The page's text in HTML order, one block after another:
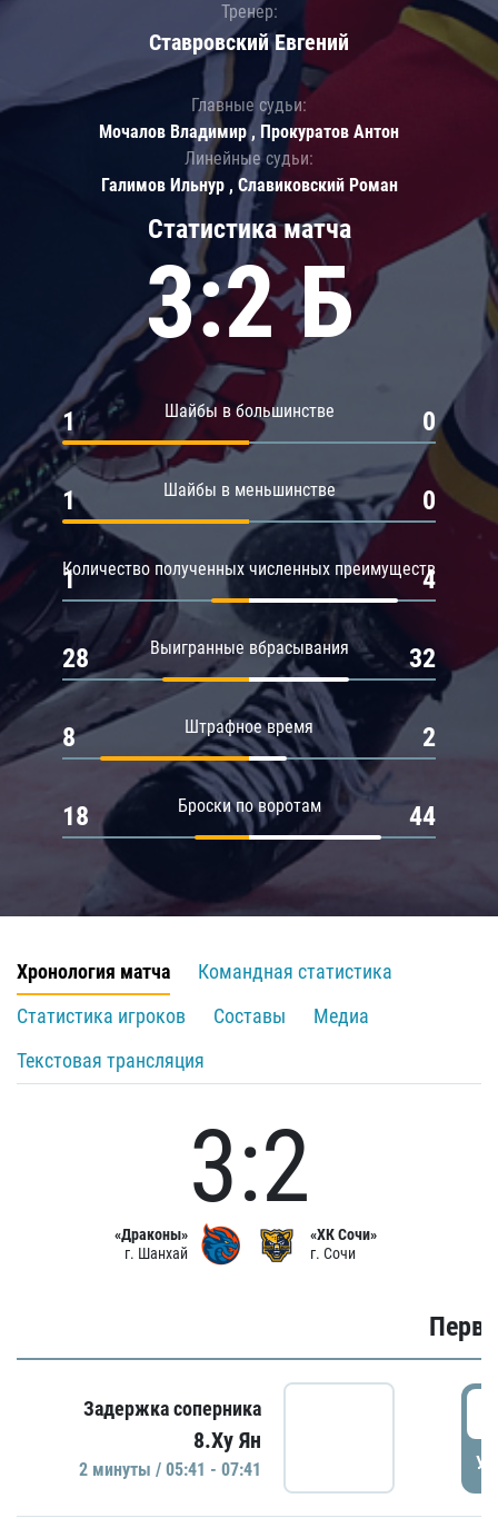
Статистика матча
3:2 Б
Шайбы в большинстве
1 0
Шайбы в меньшинстве
1 0
Количество полученных численных преимуществ
1 4
Выигранные вбрасывания
28 32
Штрафное время
8 2
Броски по воротам
18 44
Тренер:
Ставровский Евгений
Главные судьи:
Мочалов Владимир , Прокуратов Антон
Линейные судьи:
Галимов Ильнур , Славиковский Роман
Хронология матча
Командная статистика
Статистика игроков
Составы
Медиа
Текстовая трансляция
«Драконы»
г. Шанхай
3:2
«ХК Сочи»
г. Сочи
Задержка соперника
8.Ху Ян
2 минуты / 05:41 - 07:41